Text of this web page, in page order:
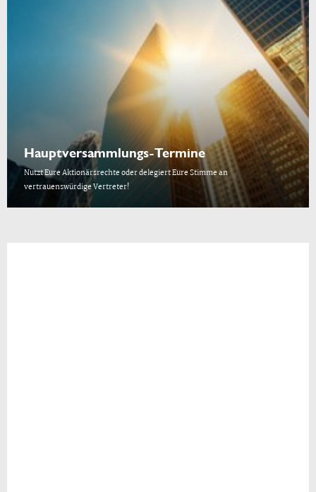
Hauptversammlungs-Termine
Nutzt Eure Aktionärsrechte oder delegiert Eure Stimme an
vertrauenswürdige Vertreter!